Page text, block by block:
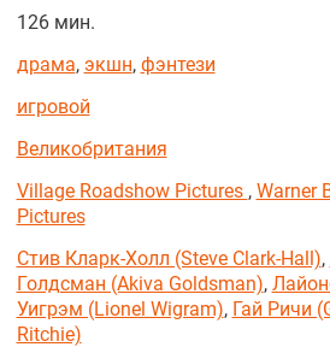
126 мин.
драма, экшн, фэнтези
игровой
Великобритания
Village Roadshow Pictures , Warner
Pictures
Стив Кларк-Холл (Steve Clark-Hall),
Голдсман (Akiva Goldsman),
Уигрэм (Lionel Wigram), Гай Ричи
Ritchie)